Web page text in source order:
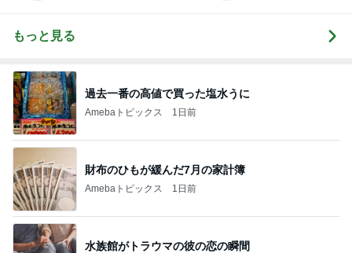
もっと見る
過去一番の高値で買った塩水うに
Amebaトピックス 1日前
財布のひもが緩んだ7月の家計簿
Amebaトピックス 1日前
水族館がトラウマの彼の恋の瞬間